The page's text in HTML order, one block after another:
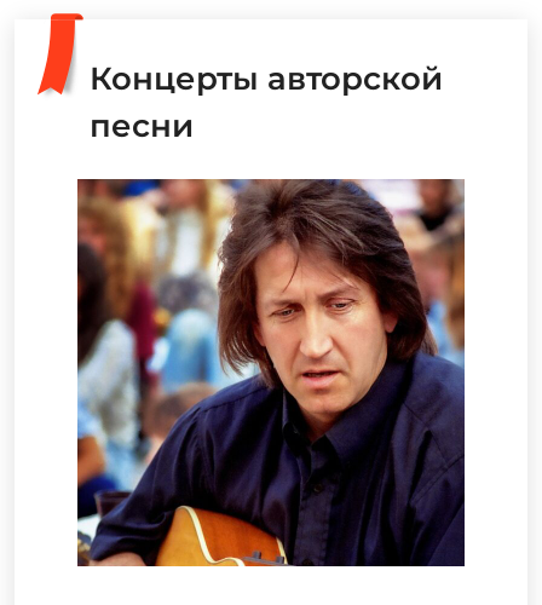
Концерты авторской
песни